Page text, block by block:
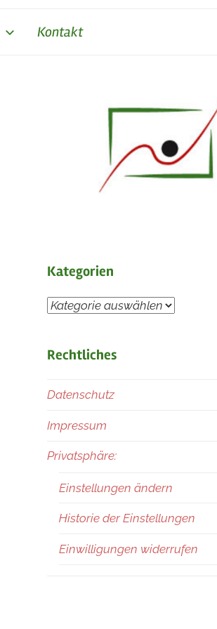
Kontakt
Kategorien
Kategorien
Rechtliches
Datenschutz
Impressum
Privatsphäre:
Einstellungen ändern
Historie der Einstellungen
Einwilligungen widerrufen